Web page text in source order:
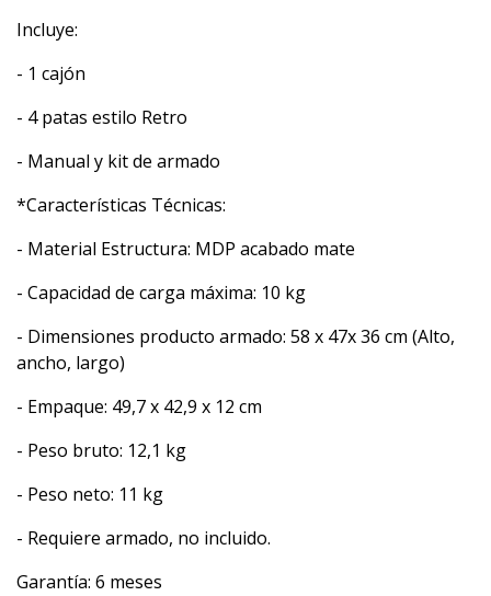
Incluye:
- 1 cajón
- 4 patas estilo Retro
- Manual y kit de armado
*Características Técnicas:
- Material Estructura: MDP acabado mate
- Capacidad de carga máxima: 10 kg
- Dimensiones producto armado: 58 x 47x 36 cm (Alto,
ancho, largo)
- Empaque: 49,7 x 42,9 x 12 cm
- Peso bruto: 12,1 kg
- Peso neto: 11 kg
- Requiere armado, no incluido.
Garantía: 6 meses